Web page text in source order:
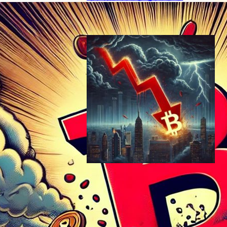
ブロックチェーンニュース
2024年4月14日7:55
ビットコイン急落、59,000
ドル割れ – 仮想通貨市場の激
震と今後の展望
ブロックチェーンニュース
2024年8月28日22:42